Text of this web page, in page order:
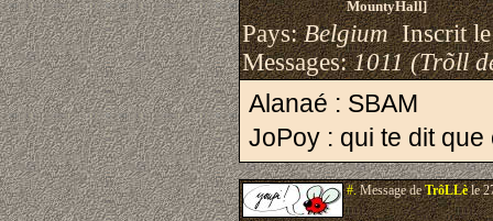
MountyHall]
Pays:BelgiumInscrit
Messages:1011 (Trõll
Alanaé : SBAM
JoPoy : qui te dit
#.Message deTrôLLèle